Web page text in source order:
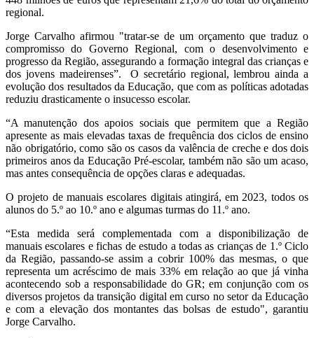
regional.
Jorge Carvalho afirmou "tratar-se de um orçamento que traduz o
compromisso do Governo Regional, com o desenvolvimento e
progresso da Região, assegurando a formação integral das crianças e
dos jovens madeirenses”. O secretário regional, lembrou ainda a
evolução dos resultados da Educação, que com as políticas adotadas
reduziu drasticamente o insucesso escolar.
“A manutenção dos apoios sociais que permitem que a Região
apresente as mais elevadas taxas de frequência dos ciclos de ensino
não obrigatório, como são os casos da valência de creche e dos dois
primeiros anos da Educação Pré-escolar, também não são um acaso,
mas antes consequência de opções claras e adequadas.
O projeto de manuais escolares digitais atingirá, em 2023, todos os
alunos do 5.º ao 10.º ano e algumas turmas do 11.º ano.
“Esta medida será complementada com a disponibilização de
manuais escolares e fichas de estudo a todas as crianças de 1.º Ciclo
da Região, passando-se assim a cobrir 100% das mesmas, o que
representa um acréscimo de mais 33% em relação ao que já vinha
acontecendo sob a responsabilidade do GR; em conjunção com os
diversos projetos da transição digital em curso no setor da Educação
e com a elevação dos montantes das bolsas de estudo", garantiu
Jorge Carvalho.